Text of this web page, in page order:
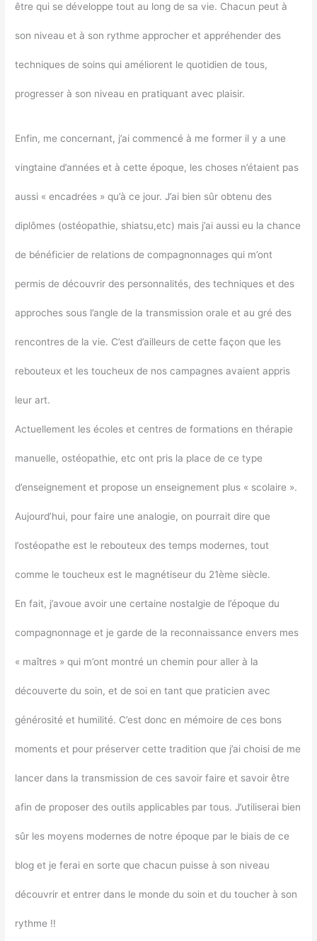
être qui se développe tout au long de sa vie. Chacun peut à
son niveau et à son rythme approcher et appréhender des
techniques de soins qui améliorent le quotidien de tous,
progresser à son niveau en pratiquant avec plaisir.
Enfin, me concernant, j’ai commencé à me former il y a une
vingtaine d’années et à cette époque, les choses n’étaient pas
aussi « encadrées » qu’à ce jour. J’ai bien sûr obtenu des
diplômes (ostéopathie, shiatsu,etc) mais j’ai aussi eu la chance
de bénéficier de relations de compagnonnages qui m’ont
permis de découvrir des personnalités, des techniques et des
approches sous l’angle de la transmission orale et au gré des
rencontres de la vie. C’est d’ailleurs de cette façon que les
rebouteux et les toucheux de nos campagnes avaient appris
leur art.
Actuellement les écoles et centres de formations en thérapie
manuelle, ostéopathie, etc ont pris la place de ce type
d’enseignement et propose un enseignement plus « scolaire ».
Aujourd’hui, pour faire une analogie, on pourrait dire que
l’ostéopathe est le rebouteux des temps modernes, tout
comme le toucheux est le magnétiseur du 21ème siècle.
En fait, j’avoue avoir une certaine nostalgie de l’époque du
compagnonnage et je garde de la reconnaissance envers mes
« maîtres » qui m’ont montré un chemin pour aller à la
découverte du soin, et de soi en tant que praticien avec
générosité et humilité. C’est donc en mémoire de ces bons
moments et pour préserver cette tradition que j’ai choisi de me
lancer dans la transmission de ces savoir faire et savoir être
afin de proposer des outils applicables par tous. J’utiliserai bien
sûr les moyens modernes de notre époque par le biais de ce
blog et je ferai en sorte que chacun puisse à son niveau
découvrir et entrer dans le monde du soin et du toucher à son
rythme !!